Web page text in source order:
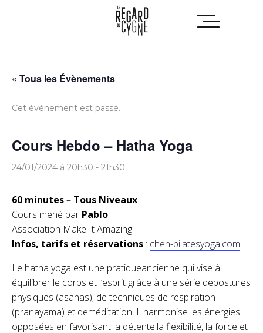
« Tous les Évènements
Cet évènement est passé.
Cours Hebdo – Hatha Yoga
24/01/2024 à 20h30 - 21h30
60 minutes– Tous Niveaux
Cours mené par Pablo
Association Make It Amazing
Infos, tarifs et réservations : chen-pilatesyoga.com
Le hatha yoga est une pratiqueancienne qui vise à
équilibrer le corps et l’esprit grâce à une série depostures
physiques (asanas), de techniques de respiration
(pranayama) et deméditation. Il harmonise les énergies
opposées en favorisant la détente,la flexibilité, la force et